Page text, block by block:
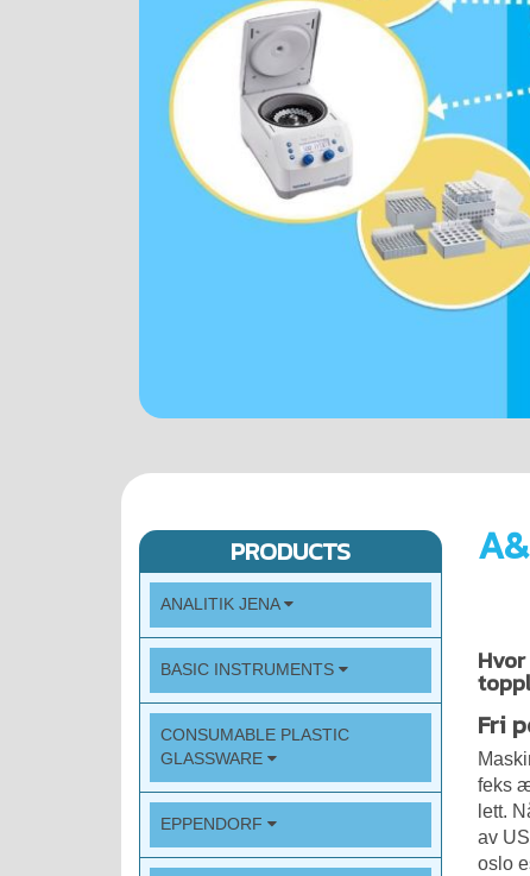
PRODUCTS
ANALITIK JENA
BASIC INSTRUMENTS
CONSUMABLE PLASTIC
GLASSWARE
EPPENDORF
Fri
feks
lett.
av
oslo